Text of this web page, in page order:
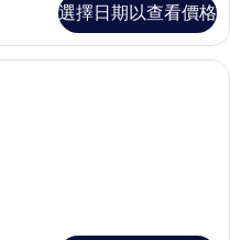
選擇日期以查看價格
間臥室、迷你吧、客房內保險箱、書